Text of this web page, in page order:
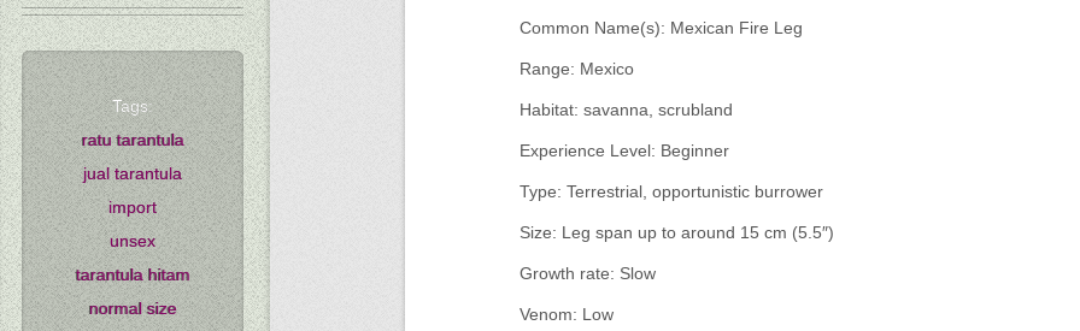
Common Name(s): Mexican Fire Leg
Range: Mexico
Habitat: savanna, scrubland
Experience Level: Beginner
Type: Terrestrial, opportunistic burrower
Size: Leg span up to around 15 cm (5.5″)
Growth rate: Slow
Venom: Low
Tags:
ratu tarantula
jual tarantula
import
unsex
tarantula hitam
normal size